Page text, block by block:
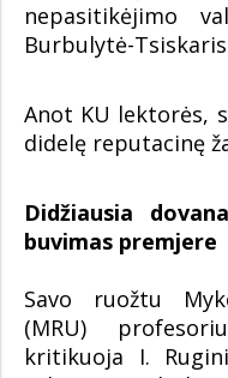
nepasitikėjimo
Burbulytė-
Anot KU lektorės,
didelę reputacinę
Didžiausia
buvimas premjere
Savo ruožtu
(MRU)
kritikuoja I.